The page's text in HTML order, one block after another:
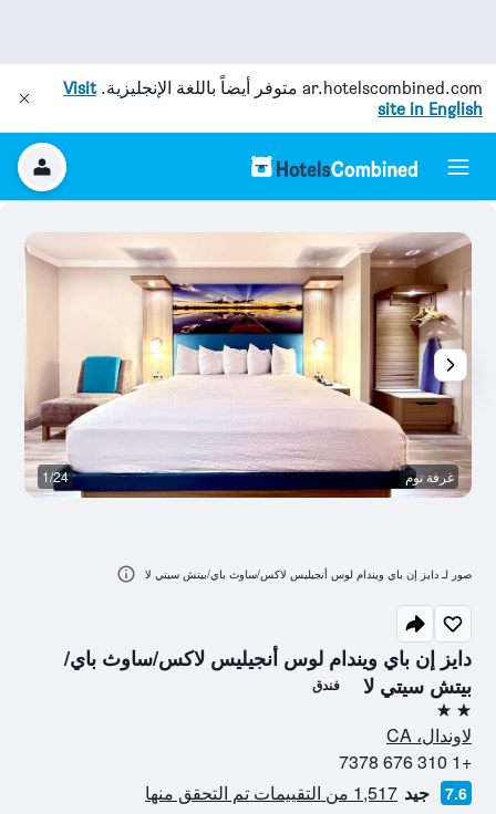
ar.hotelscombined.com متوفر أيضاً باللغة الإنجليزية.Visit
site in English
دايز إن باي ويندام لوس أنجيليس لاكس/ساوث باي/
بيتش سيتي لا
فندق
2 نجمتين
لاوندال، CA
+1 310 676 7378
7.6 جيد 1,517 من التقييمات تم التحقق منها
غرفة نوم 1/24
صور لـ دايز إن باي ويندام لوس أنجيليس لاكس/ساوث باي/بيتش سيتي لا